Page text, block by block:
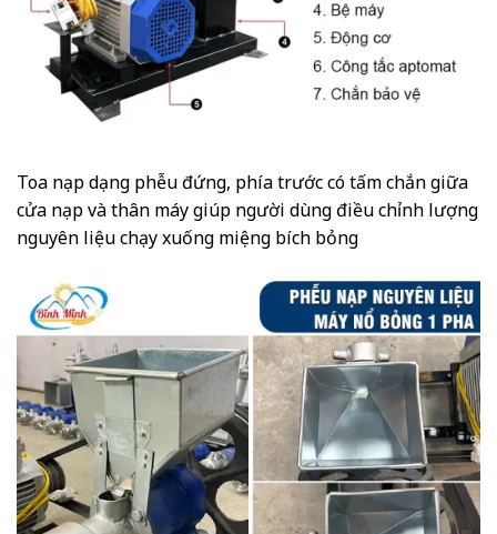
Toa nạp dạng phễu đứng, phía trước có tấm chắn giữa
cửa nạp và thân máy giúp người dùng điều chỉnh lượng
nguyên liệu chạy xuống miệng bích bỏng